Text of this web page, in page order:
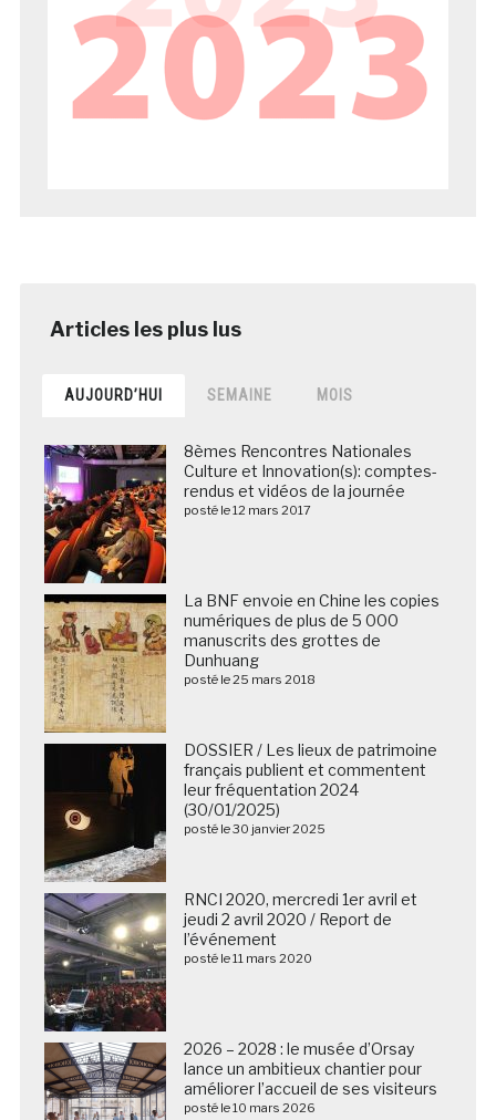
AUJOURD’HUI SEMAINE MOIS
8èmes Rencontres Nationales
Culture et Innovation(s): comptes-
rendus et vidéos de la journée
posté le 12 mars 2017
La BNF envoie en Chine les copies
numériques de plus de 5 000
manuscrits des grottes de
Dunhuang
posté le 25 mars 2018
DOSSIER / Les lieux de patrimoine
français publient et commentent
leur fréquentation 2024
(30/01/2025)
posté le 30 janvier 2025
RNCI 2020, mercredi 1er avril et
jeudi 2 avril 2020 / Report de
l’événement
posté le 11 mars 2020
2026 – 2028 : le musée d’Orsay
lance un ambitieux chantier pour
améliorer l’accueil de ses visiteurs
posté le 10 mars 2026